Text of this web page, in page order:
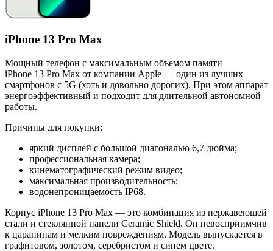
iPhone 13 Pro Max
Мощный телефон с максимальным объемом памяти
iPhone 13 Pro Max от компании Apple — один из лучших
смартфонов с 5G (хоть и довольно дорогих). При этом аппарат
энергоэффективный и подходит для длительной автономной
работы.
Причины для покупки:
яркий дисплей с большой диагональю 6,7 дюйма;
профессиональная камера;
кинематографический режим видео;
максимальная производительность;
водонепроницаемость IP68.
Корпус iPhone 13 Pro Max — это комбинация из нержавеющей
стали и стеклянной панели Ceramic Shield. Он невосприимчив
к царапинам и мелким повреждениям. Модель выпускается в
графитовом, золотом, серебристом и синем цвете.